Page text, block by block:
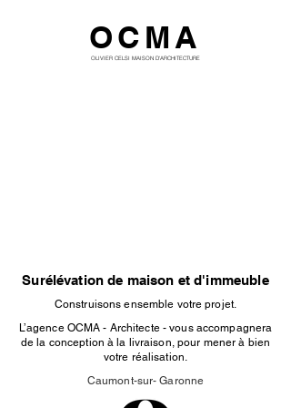
OCMA
OLIVIER CELSI MAISON D'ARCHITECTURE
Surélévation de maison et d'immeuble
Construisons ensemble votre projet.
L’agence OCMA - Architecte - vous accompagnera
de la conception à la livraison, pour mener à bien
votre réalisation.
Caumont-sur- Garonne